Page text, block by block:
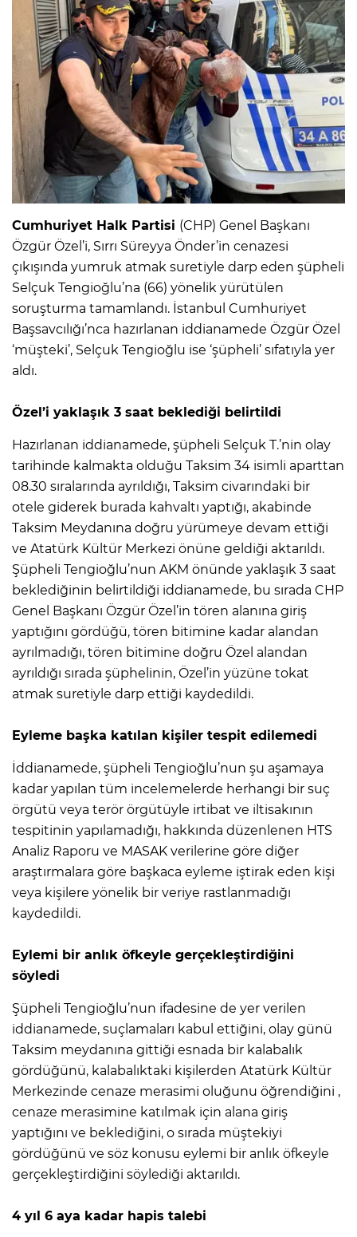
Cumhuriyet Halk Partisi (CHP) Genel Başkanı
Özgür Özel’i, Sırrı Süreyya Önder’in cenazesi
çıkışında yumruk atmak suretiyle darp eden şüpheli
Selçuk Tengioğlu’na (66) yönelik yürütülen
soruşturma tamamlandı. İstanbul Cumhuriyet
Başsavcılığı’nca hazırlanan iddianamede Özgür Özel
‘müşteki’, Selçuk Tengioğlu ise ‘şüpheli’ sıfatıyla yer
aldı.
Özel’i yaklaşık 3 saat beklediği belirtildi
Hazırlanan iddianamede, şüpheli Selçuk T.’nin olay
tarihinde kalmakta olduğu Taksim 34 isimli aparttan
08.30 sıralarında ayrıldığı, Taksim civarındaki bir
otele giderek burada kahvaltı yaptığı, akabinde
Taksim Meydanına doğru yürümeye devam ettiği
ve Atatürk Kültür Merkezi önüne geldiği aktarıldı.
Şüpheli Tengioğlu’nun AKM önünde yaklaşık 3 saat
beklediğinin belirtildiği iddianamede, bu sırada CHP
Genel Başkanı Özgür Özel’in tören alanına giriş
yaptığını gördüğü, tören bitimine kadar alandan
ayrılmadığı, tören bitimine doğru Özel alandan
ayrıldığı sırada şüphelinin, Özel’in yüzüne tokat
atmak suretiyle darp ettiği kaydedildi.
Eyleme başka katılan kişiler tespit edilemedi
İddianamede, şüpheli Tengioğlu’nun şu aşamaya
kadar yapılan tüm incelemelerde herhangi bir suç
örgütü veya terör örgütüyle irtibat ve iltisakının
tespitinin yapılamadığı, hakkında düzenlenen HTS
Analiz Raporu ve MASAK verilerine göre diğer
araştırmalara göre başkaca eyleme iştirak eden kişi
veya kişilere yönelik bir veriye rastlanmadığı
kaydedildi.
Eylemi bir anlık öfkeyle gerçekleştirdiğini
söyledi
Şüpheli Tengioğlu’nun ifadesine de yer verilen
iddianamede, suçlamaları kabul ettiğini, olay günü
Taksim meydanına gittiği esnada bir kalabalık
gördüğünü, kalabalıktaki kişilerden Atatürk Kültür
Merkezinde cenaze merasimi oluğunu öğrendiğini ,
cenaze merasimine katılmak için alana giriş
yaptığını ve beklediğini, o sırada müştekiyi
gördüğünü ve söz konusu eylemi bir anlık öfkeyle
gerçekleştirdiğini söylediği aktarıldı.
4 yıl 6 aya kadar hapis talebi